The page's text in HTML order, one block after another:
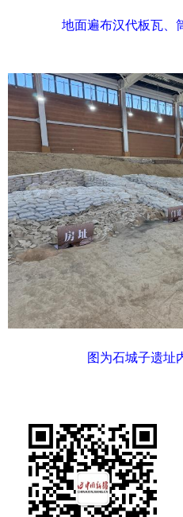
地面遍布汉代板瓦、
图为石城子遗址